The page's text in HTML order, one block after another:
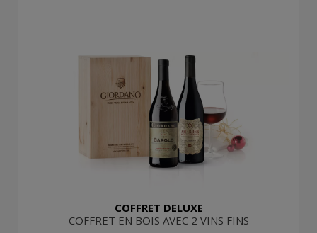
COFFRET DELUXE
COFFRET EN BOIS AVEC 2 VINS FINS